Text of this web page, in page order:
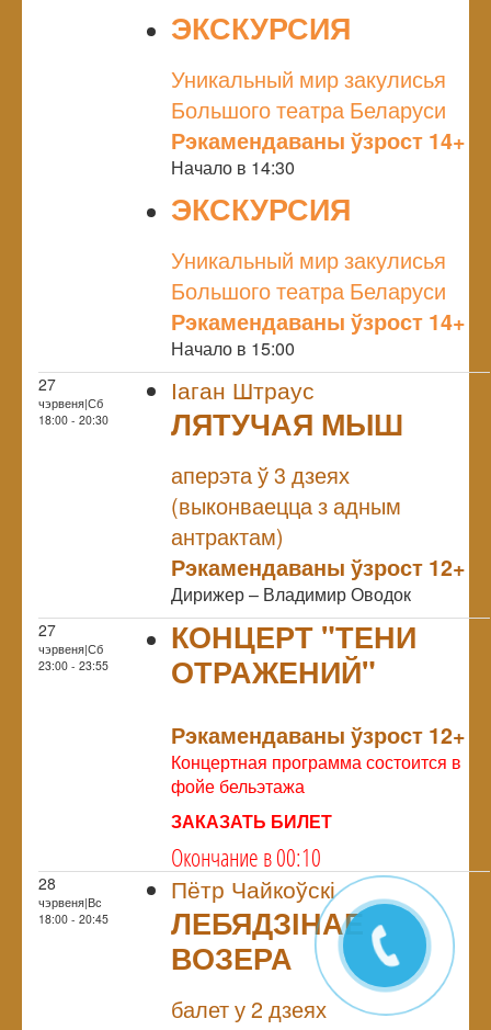
ЭКСКУРСИЯ
Уникальный мир закулисья
Большого театра Беларуси
Рэкамендаваны ўзрост 14+
Начало в 14:30
ЭКСКУРСИЯ
Уникальный мир закулисья
Большого театра Беларуси
Рэкамендаваны ўзрост 14+
Начало в 15:00
27
чэрвеня|Сб
18:00 - 20:30
Іаган Штраус
ЛЯТУЧАЯ МЫШ
аперэта ў 3 дзеях
(выконваецца з адным
антрактам)
Рэкамендаваны ўзрост 12+
Дирижер – Владимир Оводок
27
чэрвеня|Сб
23:00 - 23:55
КОНЦЕРТ "ТЕНИ
ОТРАЖЕНИЙ"
Рэкамендаваны ўзрост 12+
Концертная программа состоится в
фойе бельэтажа
ЗАКАЗАТЬ БИЛЕТ
Окончание в 00:10
28
чэрвеня|Вс
18:00 - 20:45
Пётр Чайкоўскі
ЛЕБЯДЗІНАЕ
ВОЗЕРА
балет у 2 дзеях